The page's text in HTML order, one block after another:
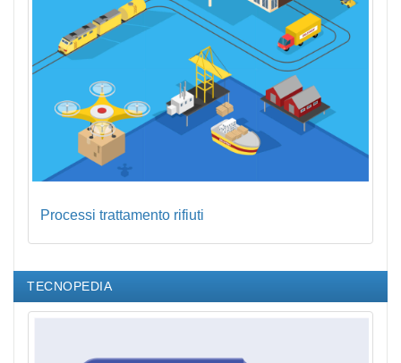
Processi trattamento rifiuti
TECNOPEDIA